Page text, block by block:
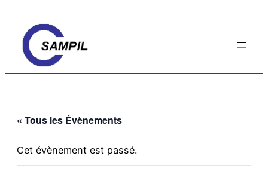
« Tous les Évènements
Cet évènement est passé.